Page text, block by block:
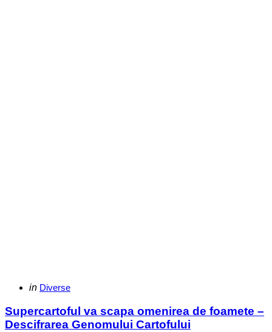
Categories
Posted
in Diverse
Supercartoful va scapa omenirea de foamete –
Descifrarea Genomului Cartofului